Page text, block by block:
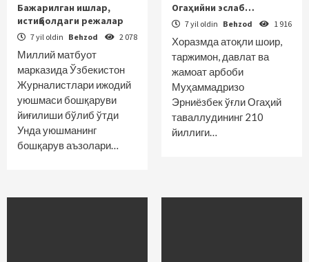
Бажарилган ишлар,
иcтиқболдаги режалар
7 yil oldin Behzod 2 078
Миллий матбуот
марказида Ўзбекистон
Журналистлари ижодий
уюшмаси бошқаруви
йиғилиши бўлиб ўтди
Унда уюшманинг
бошқарув аъзолари…
Огаҳийни эслаб…
7 yil oldin Behzod 1 916
Хоразмда атоқли шоир,
таржимон, давлат ва
жамоат арбоби
Муҳаммадризо
Эрниёзбек ўғли Огаҳий
таваллудининг 210
йиллиги…